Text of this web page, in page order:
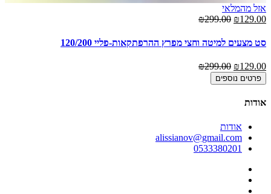
אזל מהמלאי
₪129.00
₪299.00
סט מצעים למיטה וחצי מפרץ ההרפתקאות-פליי 120/200
₪129.00
₪299.00
פרטים נוספים
אודות
אודות
alissianov@gmail.com
0533380201